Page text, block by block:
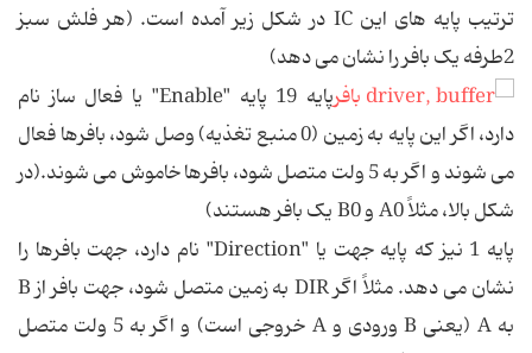
ترتیب پایه های این IC در شکل زیر آمده است. (هر فلش سبز
2طرفه یک بافر را نشان می دهد)
پایه 19 پایه "Enable" یا فعال ساز نام
دارد، اگر این پایه به زمین (0 منبع تغذیه) وصل شود، بافرها فعال
می شوند و اگر به 5 ولت متصل شود، بافرها خاموش می شوند.(در
شکل بالا، مثلاً A0 و B0 یک بافر هستند)
پایه 1 نیز که پایه جهت یا "Direction" نام دارد، جهت بافرها را
نشان می دهد. مثلاً اگر DIR به زمین متصل شود، جهت بافر از B
به A (یعنی B ورودی و A خروجی است) و اگر به 5 ولت متصل